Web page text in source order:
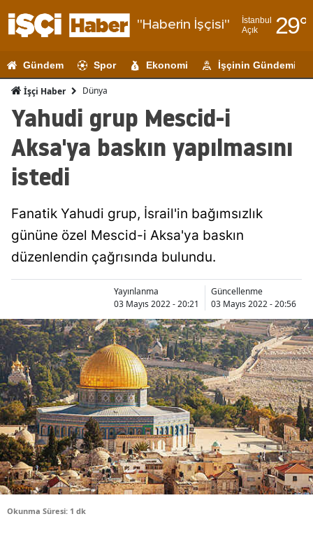
"Haberin İşçisi"
İstanbul
Açık
29°
Adıyaman
Amasya
Antalya
Balıkesir
Bilecik
Bingöl
Bitlis
Bolu
Burdur
Bursa
Gündem Spor Ekonomi İşçinin Gündemi
İşçi Haber Dünya
Yahudi grup Mescid-i
Aksa'ya baskın yapılmasını
istedi
Fanatik Yahudi grup, İsrail'in bağımsızlık
gününe özel Mescid-i Aksa'ya baskın
düzenlendin çağrısında bulundu.
Yayınlanma
03 Mayıs 2022 - 20:21
Güncellenme
03 Mayıs 2022 - 20:56
Okunma Süresi: 1 dk